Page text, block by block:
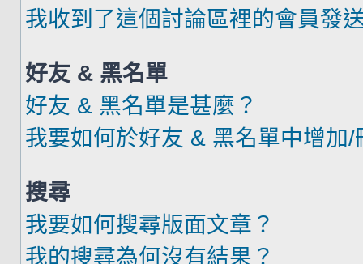
我收到了這個討論區裡的會員發
好友 & 黑名單
好友 & 黑名單是甚麼？
我要如何於好友 & 黑名單中增加/
搜尋
我要如何搜尋版面文章？
我的搜尋為何沒有結果？